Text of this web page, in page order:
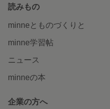
読みもの
minneとものづくりと
minne学習帖
ニュース
minneの本
企業の方へ